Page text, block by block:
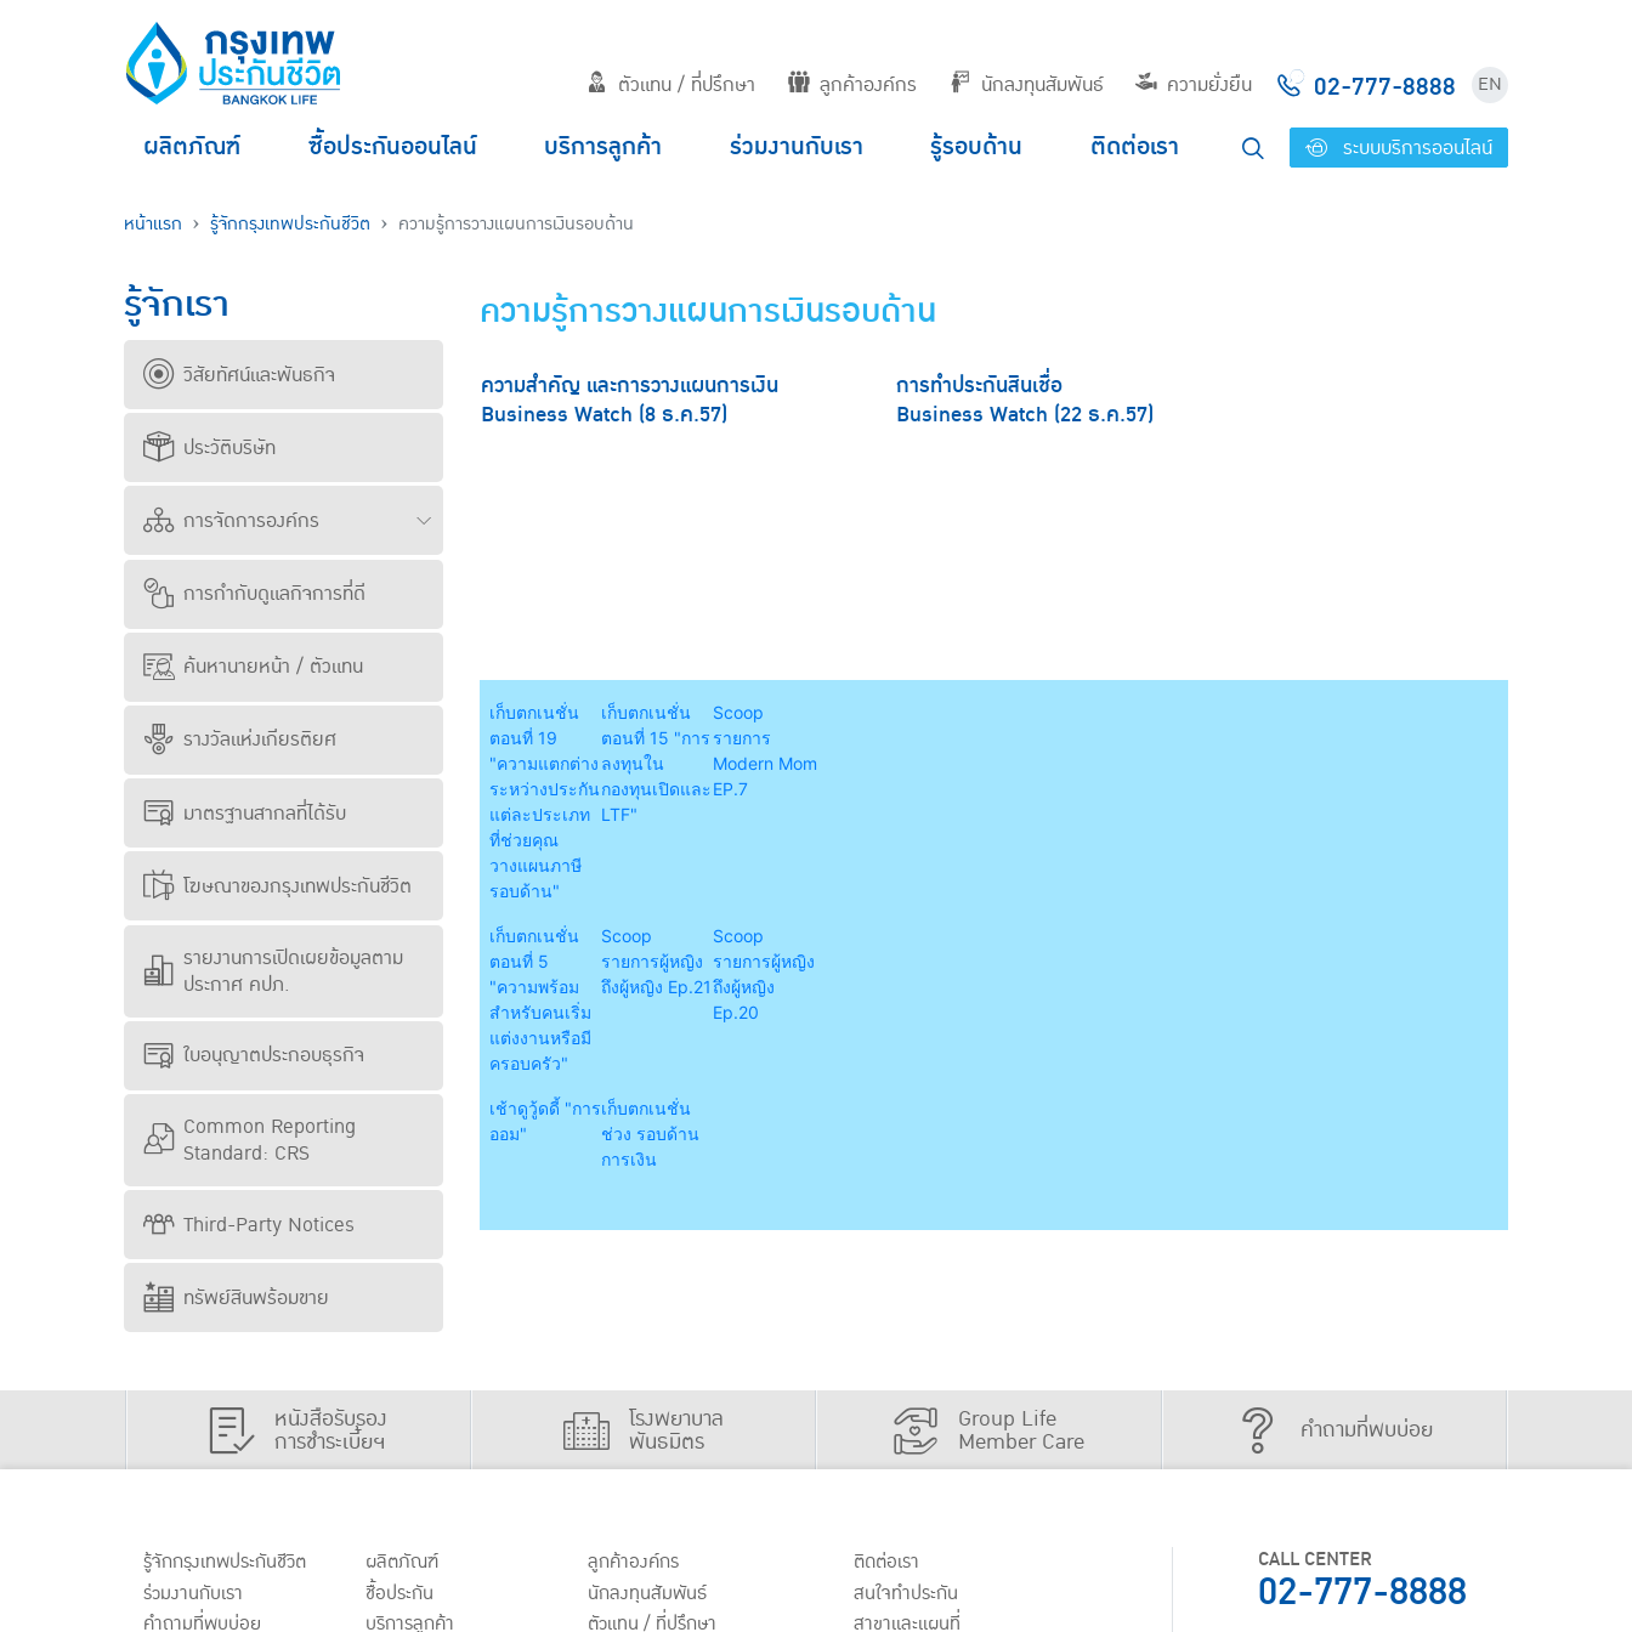
ตัวแทน / ที่ปรึกษา ลูกค้าองค์กร นักลงทุนสัมพันธ์ ความยั่งยืน 02-777-8888 EN
ผลิตภัณฑ์ ซื้อประกันออนไลน์ บริการลูกค้า ร่วมงานกับเรา รู้รอบด้าน ติดต่อเรา ระบบบริการออนไลน์
หน้าแรก รู้จักกรุงเทพประกันชีวิต ความรู้การวางแผนการเงินรอบด้าน
รู้จักเรา
วิสัยทัศน์และพันธกิจ
ประวัติบริษัท
การจัดการองค์กร
การกำกับดูแลกิจการที่ดี
ค้นหานายหน้า / ตัวแทน
รางวัลแห่งเกียรติยศ
มาตรฐานสากลที่ได้รับ
โฆษณาของกรุงเทพประกันชีวิต
รายงานการเปิดเผยข้อมูลตาม
ประกาศ คปภ.
ใบอนุญาตประกอบธุรกิจ
Common Reporting
Standard: CRS
Third-Party Notices
ทรัพย์สินพร้อมขาย
ความรู้การวางแผนการเงินรอบด้าน
ความสำคัญ และการวางแผนการเงิน
Business Watch (8 ธ.ค.57)
การทำประกันสินเชื่อ
​Business Watch (22 ธ.ค.57)
เก็บตกเนชั่น
ตอนที่ 19
"ความแตกต่าง
ระหว่างประกัน
แต่ละประเภท
ที่ช่วยคุณ
วางแผนภาษี
รอบด้าน"
เก็บตกเนชั่น
ตอนที่ 15 "การ
ลงทุนใน
กองทุนเปิดและ
LTF"
Scoop
รายการ
Modern Mom
EP.7
เก็บตกเนชั่น
ตอนที่ 5
"ความพร้อม
สำหรับคนเริ่ม
แต่งงานหรือมี
ครอบครัว"
Scoop
รายการผู้หญิง
ถึงผู้หญิง Ep.21
Scoop
รายการผู้หญิง
ถึงผู้หญิง
Ep.20
เช้าดูวู้ดดี้ "การ
ออม"
เก็บตกเนชั่น
ช่วง รอบด้าน
การเงิน
หนังสือรับรอง
การชำระเบี้ยฯ
โรงพยาบาล
พันธมิตร
Group Life
Member Care คำถามที่พบบ่อย
รู้จักกรุงเทพประกันชีวิต
ร่วมงานกับเรา
คำถามที่พบบ่อย
ผลิตภัณฑ์
ชื้อประกัน
บริการลูกค้า
ลูกค้าองค์กร
นักลงทุนสัมพันธ์
ตัวแทน / ที่ปรึกษา
ติดต่อเรา
สนใจทำประกัน
สาขาและแผนที่
CALL CENTER
02-777-8888